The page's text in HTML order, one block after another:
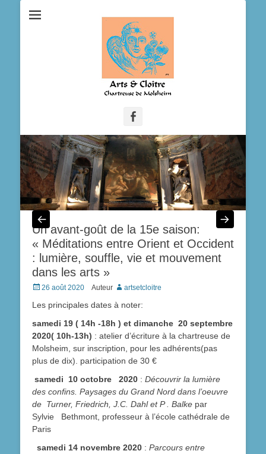
Un avant-goût de la 15e saison:
« Méditations entre Orient et Occident
: lumière, souffle, vie et mouvement
dans les arts »
Posted
26 août 2020 Auteur artsetcloitre
Les principales dates à noter:
samedi 19 ( 14h -18h ) et dimanche 20 septembre
2020( 10h-13h) : atelier d’écriture à la chartreuse de
Molsheim, sur inscription, pour les adhérents(pas
plus de dix). participation de 30 €
samedi 10 octobre 2020 : Découvrir la lumière
des confins. Paysages du Grand Nord dans l’oeuvre
de Turner, Friedrich, J.C. Dahl et P . Balke par
Sylvie Bethmont, professeur à l’école cathédrale de
Paris
samedi 14 novembre 2020 : Parcours entre